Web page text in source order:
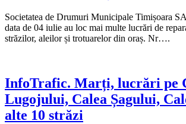
Societatea de Drumuri Municipale Timișoara
data de 04 iulie au loc mai multe lucrări de
străzilor, aleilor și trotuarelor din oraș. Nr….
InfoTrafic. Marți, lucrări pe
Lugojului, Calea Șagului,
alte 10 străzi